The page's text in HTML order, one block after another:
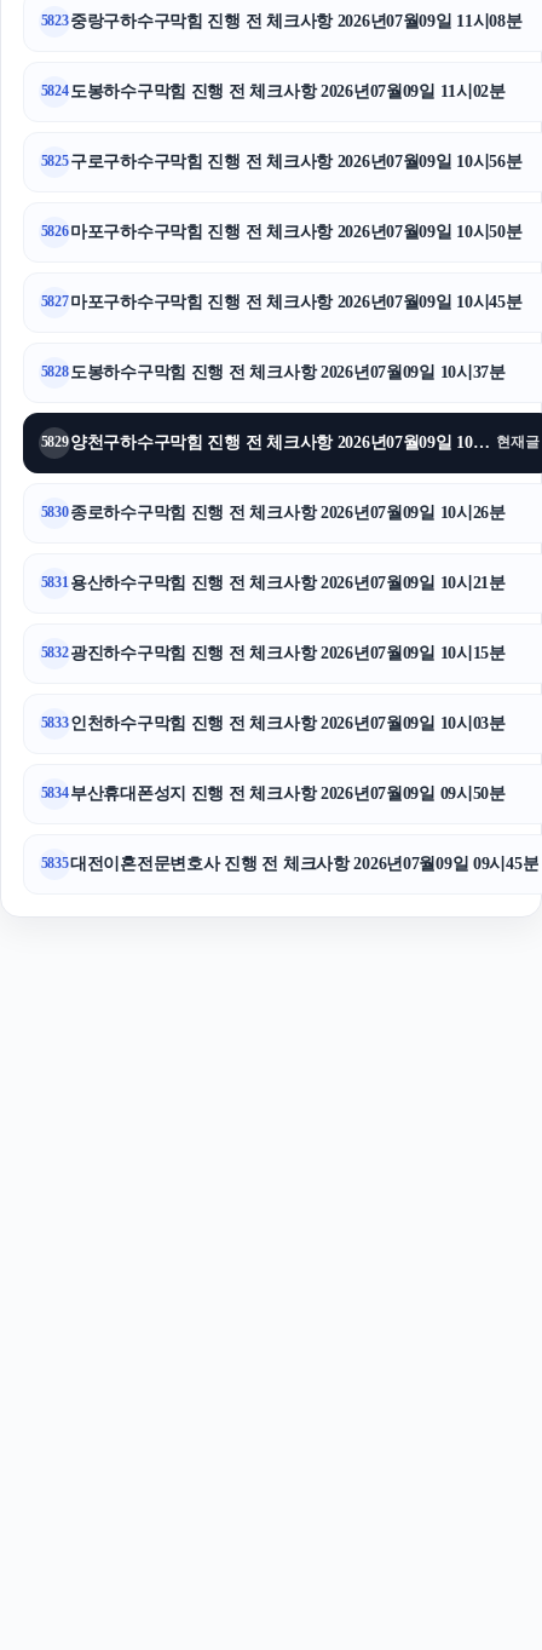
서울이혼변호사
상간녀위자료
부산흥신소
5823중랑구하수구막힘 진행 전 체크사항 2026년07월09일 11시08분
5824 도봉하수구막힘 진행 전 체크사항 2026년07월09일 11시02분
5825구로구하수구막힘 진행 전 체크사항 2026년07월09일 10시56분
5826마포구하수구막힘 진행 전 체크사항 2026년07월09일 10시50분
5827마포구하수구막힘 진행 전 체크사항 2026년07월09일 10시45분
5828 도봉하수구막힘 진행 전 체크사항 2026년07월09일 10시37분
5829 양천구하수구막힘 진행 전 체크사항 2026년07월09일 10시32분 현재글
5830종로하수구막힘 진행 전 체크사항 2026년07월09일 10시26분
5831용산하수구막힘 진행 전 체크사항 2026년07월09일 10시21분
5832광진하수구막힘 진행 전 체크사항 2026년07월09일 10시15분
5833인천하수구막힘 진행 전 체크사항 2026년07월09일 10시03분
5834부산휴대폰성지 진행 전 체크사항 2026년07월09일 09시50분
5835대전이혼전문변호사 진행 전 체크사항 2026년07월09일 09시45분